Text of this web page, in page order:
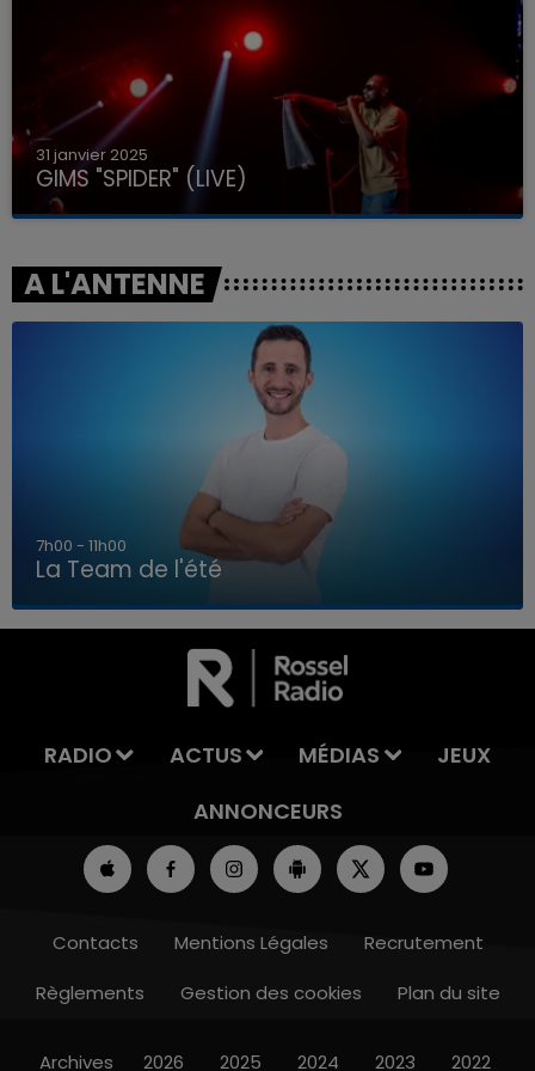
LA TEAM DE L'ÉTÉ
31 janvier 2025
GIMS "SPIDER" (LIVE)
A L'ANTENNE
7h00 - 11h00
La Team de l'été
RADIO ACTUS MÉDIAS
JEUX
ANNONCEURS
Contacts Mentions Légales
Recrutement
Règlements
Gestion des cookies Plan du site
Archives 2026 2025 2024 2023 2022